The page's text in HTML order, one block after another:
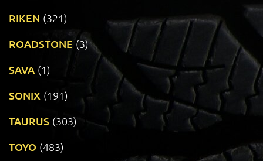
RIKEN (321)
ROADSTONE (3)
SAVA (1)
SONIX (191)
TAURUS (303)
TOYO (483)